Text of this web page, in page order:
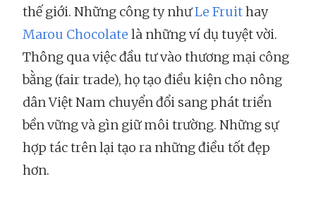
thế giới. Những công ty nhưLe Fruithay
Marou Chocolate là những ví dụ tuyệt vời.
Thông qua việc đầu tư vào thương mại công
bằng (fair trade), họ tạo điều kiện cho nông
dân Việt Nam chuyển đổi sang phát triển
bền vững và gìn giữ môi trường. Những sự
hợp tác trên lại tạo ra những điều tốt đẹp
hơn.